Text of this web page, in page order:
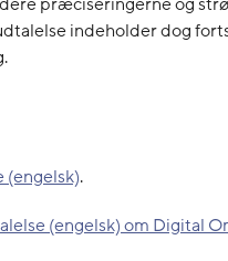
indeholder dog
(engelsk).
(engelsk) om Digital